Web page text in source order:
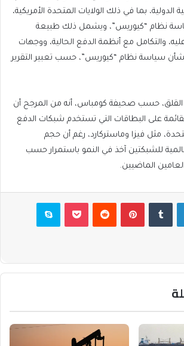
بما في ذلك الولايات المتحدة الأمريكية،
نظام “كيوريس”، ويشمل ذلك طبيعة
والتكامل مع أنظمة الدفع الحالية، ووجهات
سياسة نظام “كيوريس”، حسب تعبير التقرير
حسب صحيفة كومباس، أنه من المرجح أن
على البطاقات التي تستخدم شبكات الدفع
مثل فيزا وماستركارد، رغم أن حجم
للشبكتين آخذ في النمو باستمرار حسب
الماضيين.
لينكدإن بينتيريست بوكيت سكايب